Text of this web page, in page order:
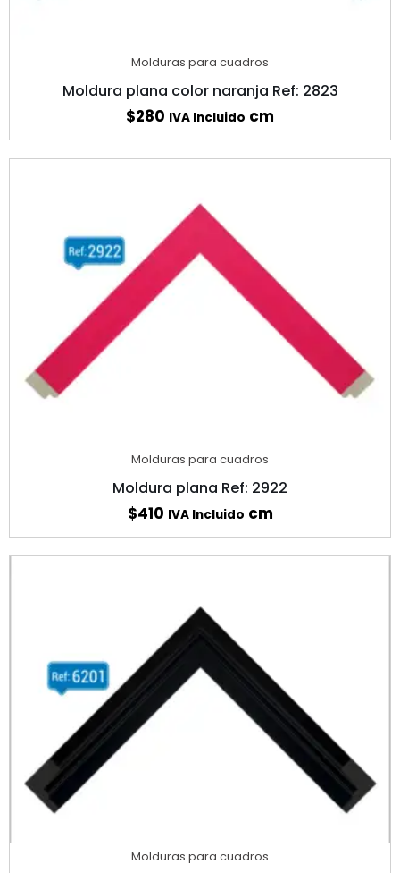
Molduras para cuadros
Moldura plana color naranja Ref: 2823
$280 IVA Incluido cm
Molduras para cuadros
Moldura plana Ref: 2922
$410 IVA Incluido cm
Molduras para cuadros